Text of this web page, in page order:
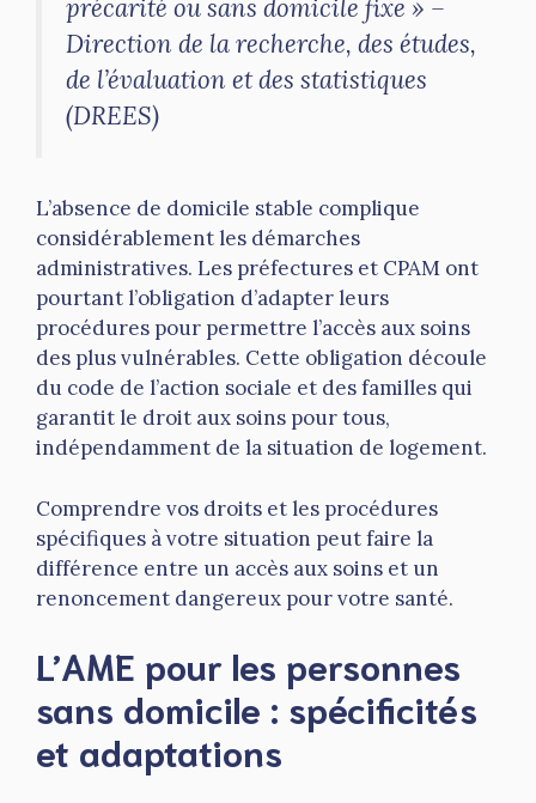
précarité ou sans domicile fixe » –
Direction de la recherche, des études,
de l’évaluation et des statistiques
(DREES)
L’absence de domicile stable complique
considérablement les démarches
administratives. Les préfectures et CPAM ont
pourtant l’obligation d’adapter leurs
procédures pour permettre l’accès aux soins
des plus vulnérables. Cette obligation découle
du code de l’action sociale et des familles qui
garantit le droit aux soins pour tous,
indépendamment de la situation de logement.
Comprendre vos droits et les procédures
spécifiques à votre situation peut faire la
différence entre un accès aux soins et un
renoncement dangereux pour votre santé.
L’AME pour les personnes
sans domicile : spécificités
et adaptations